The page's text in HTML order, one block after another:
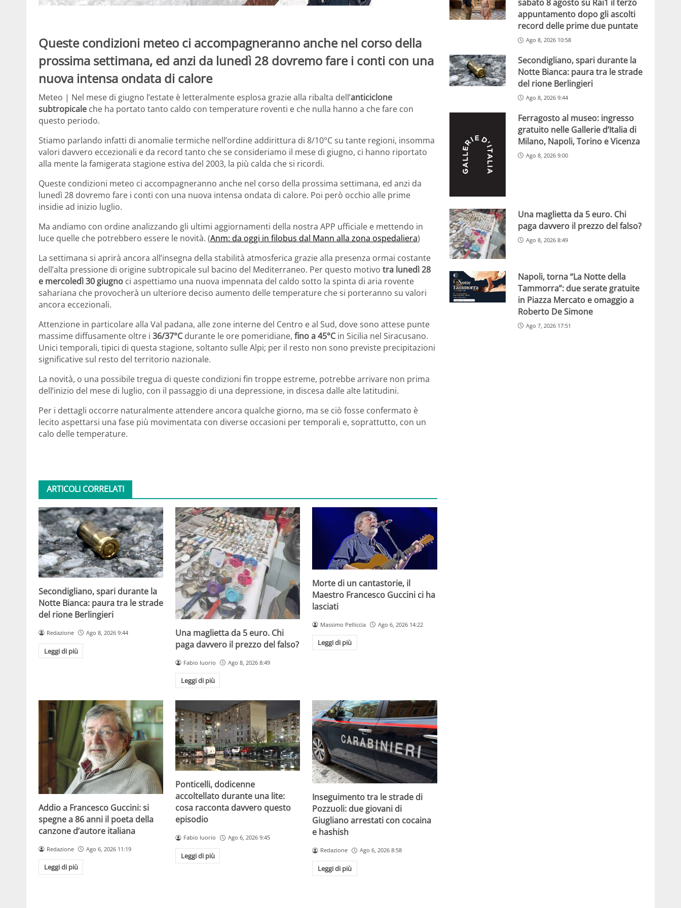
Queste condizioni meteo ci accompagneranno anche nel corso della
prossima settimana, ed anzi da lunedì 28 dovremo fare i conti con una
nuova intensa ondata di calore
Meteo | Nel mese di giugno l’estate è letteralmente esplosa grazie alla ribalta dell’anticiclone
subtropicale che ha portato tanto caldo con temperature roventi e che nulla hanno a che fare con
questo periodo.
Stiamo parlando infatti di anomalie termiche nell’ordine addirittura di 8/10°C su tante regioni, insomma
valori davvero eccezionali e da record tanto che se consideriamo il mese di giugno, ci hanno riportato
alla mente la famigerata stagione estiva del 2003, la più calda che si ricordi.
Queste condizioni meteo ci accompagneranno anche nel corso della prossima settimana, ed anzi da
lunedì 28 dovremo fare i conti con una nuova intensa ondata di calore. Poi però occhio alle prime
insidie ad inizio luglio.
Ma andiamo con ordine analizzando gli ultimi aggiornamenti della nostra APP ufficiale e mettendo in
luce quelle che potrebbero essere le novità. (Anm: da oggi in filobus dal Mann alla zona ospedaliera)
La settimana si aprirà ancora all’insegna della stabilità atmosferica grazie alla presenza ormai costante
dell’alta pressione di origine subtropicale sul bacino del Mediterraneo. Per questo motivo tra lunedì 28
e mercoledì 30 giugno ci aspettiamo una nuova impennata del caldo sotto la spinta di aria rovente
sahariana che provocherà un ulteriore deciso aumento delle temperature che si porteranno su valori
ancora eccezionali.
Attenzione in particolare alla Val padana, alle zone interne del Centro e al Sud, dove sono attese punte
massime diffusamente oltre i 36/37°Cdurante le ore pomeridiane, fino a 45°Cin Sicilia nel Siracusano.
Unici temporali, tipici di questa stagione, soltanto sulle Alpi; per il resto non sono previste precipitazioni
significative sul resto del territorio nazionale.
La novità, o una possibile tregua di queste condizioni fin troppe estreme, potrebbe arrivare non prima
dell’inizio del mese di luglio, con il passaggio di una depressione, in discesa dalle alte latitudini.
Per i dettagli occorre naturalmente attendere ancora qualche giorno, ma se ciò fosse confermato è
lecito aspettarsi una fase più movimentata con diverse occasioni per temporali e, soprattutto, con un
calo delle temperature.
ARTICOLI CORRELATI
Secondigliano, spari durante la
Notte Bianca: paura tra le strade
del rione Berlingieri
Redazione Ago 8, 2026 9:44
Leggi di più
Una maglietta da 5 euro. Chi
paga davvero il prezzo del falso?
Fabio Iuorio Ago 8, 2026 8:49
Leggi di più
Morte di un cantastorie, il
Maestro Francesco Guccini ci ha
lasciati
Massimo Pelliccia Ago 6, 2026 14:22
Leggi di più
Addio a Francesco Guccini: si
spegne a 86 anni il poeta della
canzone d’autore italiana
Redazione Ago 6, 2026 11:19
Leggi di più
Ponticelli, dodicenne
accoltellato durante una lite:
cosa racconta davvero questo
episodio
Fabio Iuorio Ago 6, 2026 9:45
Leggi di più
Inseguimento tra le strade di
Pozzuoli: due giovani di
Giugliano arrestati con cocaina
e hashish
Redazione Ago 6, 2026 8:58
Leggi di più
sabato 8 agosto su Rai1 il terzo
appuntamento dopo gli ascolti
record delle prime due puntate
Ago 8, 2026 10:58
Secondigliano, spari durante la
Notte Bianca: paura tra le strade
del rione Berlingieri
Ago 8, 2026 9:44
Ferragosto al museo: ingresso
gratuito nelle Gallerie d’Italia di
Milano, Napoli, Torino e Vicenza
Ago 8, 2026 9:00
Una maglietta da 5 euro. Chi
paga davvero il prezzo del falso?
Ago 8, 2026 8:49
Napoli, torna “La Notte della
Tammorra”: due serate gratuite
in Piazza Mercato e omaggio a
Roberto De Simone
Ago 7, 2026 17:51